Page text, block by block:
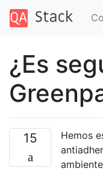
¿Es
15
Hemos